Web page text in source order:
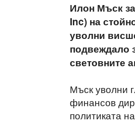
Илон Мъск
Inc) на
уволни
подвеждало
световните
Мъск уволни
финансов
политиката